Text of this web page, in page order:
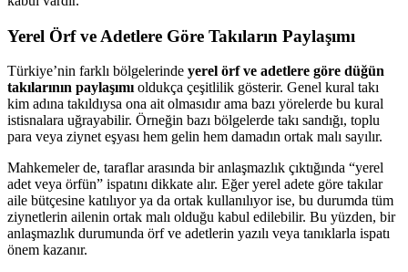
Yerel Örf ve Adetlere Göre Takıların Paylaşımı
Türkiye’nin farklı bölgelerinde yerel örf ve adetlere göre düğün
takılarının paylaşımıoldukça çeşitlilik gösterir. Genel kural takı
kim adına takıldıysa ona ait olmasıdır ama bazı yörelerde bu kural
istisnalara uğrayabilir. Örneğin bazı bölgelerde takı sandığı, toplu
para veya ziynet eşyası hem gelin hem damadın ortak malı sayılır.
Mahkemeler de, taraflar arasında bir anlaşmazlık çıktığında “yerel
adet veya örfün” ispatını dikkate alır. Eğer yerel adete göre takılar
aile bütçesine katılıyor ya da ortak kullanılıyor ise, bu durumda tüm
ziynetlerin ailenin ortak malı olduğu kabul edilebilir. Bu yüzden, bir
anlaşmazlık durumunda örf ve adetlerin yazılı veya tanıklarla ispatı
önem kazanır.